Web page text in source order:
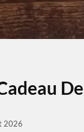
2026